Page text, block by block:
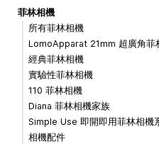
菲林相機
所有菲林相機
LomoApparat 21mm 超廣角菲
經典菲林相機
實驗性菲林相機
110 菲林相機
Diana 菲林相機家族
Simple Use 即開即用菲林相機
相機配件